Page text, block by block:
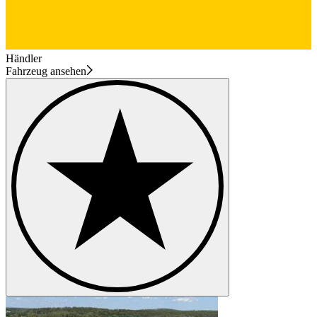
Händler
Fahrzeug ansehen